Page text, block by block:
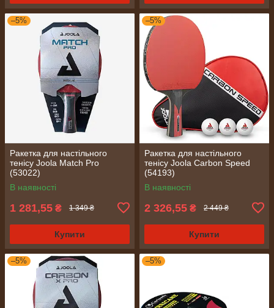
–5%
Ракетка для настільного
тенісу Joola Match Pro
(53022)
В наявності
1 281,55 ₴ 1 349 ₴
Купити
–5%
Ракетка для настільного
тенісу Joola Carbon Speed
(54193)
В наявності
2 326,55 ₴ 2 449 ₴
Купити
–5% –5%